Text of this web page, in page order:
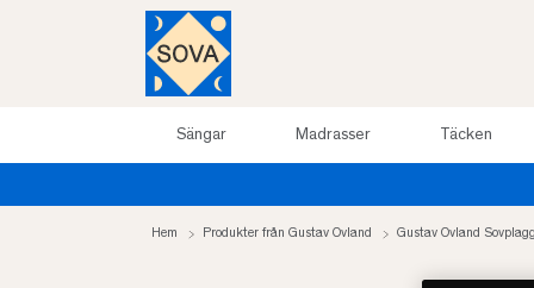
Sängar Madrasser Täcken
Hem Produkter från Gustav Ovland Gustav Ovland Sovplagg